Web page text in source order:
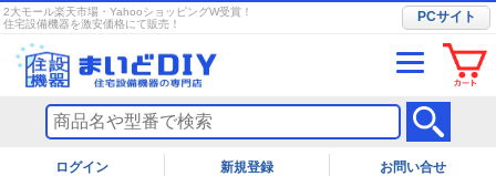
2大モール楽天市場・YahooショッピングW受賞！
住宅設備機器を激安価格にて販売！
PCサイト
ログイン お問い合せ